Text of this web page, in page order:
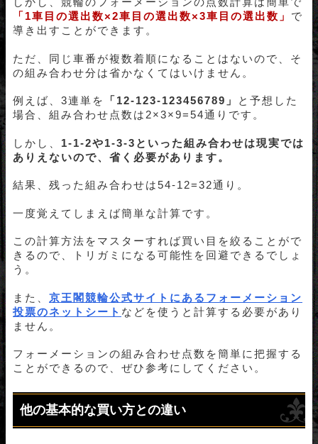
「1車目の選出数×2車目の選出数×3車目の選出数」 で
導き出すことができます。
ただ、同じ車番が複数着順になることはないので、そ
の組み合わせ分は省かなくてはいけません。
例えば、3連単を 「12-123-123456789」
と予想した
場合、組み合わせ点数は2×3×9=54通りです。
しかし、 1-1-2や1-3-3といった組み合わせは現実では
ありえないので、省く必要があります。
結果、残った組み合わせは54-12=32通り。
一度覚えてしまえば簡単な計算です。
この計算方法をマスターすれば買い目を絞ることがで
きるので、トリガミになる可能性を回避できるでしょ
う。
また、 京王閣競輪公式サイトにあるフォーメーション
投票のネットシート などを使うと計算する必要があり
ません。
フォーメーションの組み合わせ点数を簡単に把握する
ことができるので、ぜひ参考にしてください。
他の基本的な買い方との違い